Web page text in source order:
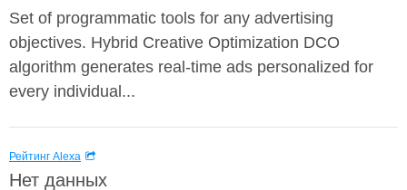
Set of programmatic tools for any advertising
objectives. Hybrid Creative Optimization DCO
algorithm generates real-time ads personalized for
every individual...
Рейтинг Alexa
Нет данных